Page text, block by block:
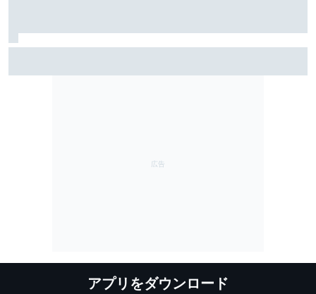
のポテンシャルを証明できた」
アプリをダウンロード